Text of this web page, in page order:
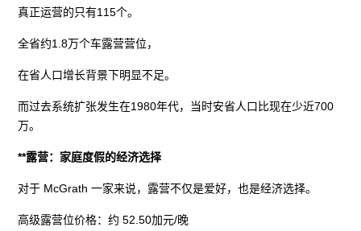
真正运营的只有115个。
全省约1.8万个车露营营位，
在省人口增长背景下明显不足。
而过去系统扩张发生在1980年代，当时安省人口比现在少近700
万。
**露营：家庭度假的经济选择
对于 McGrath 一家来说，露营不仅是爱好，也是经济选择。
高级露营位价格：约 52.50加元/晚